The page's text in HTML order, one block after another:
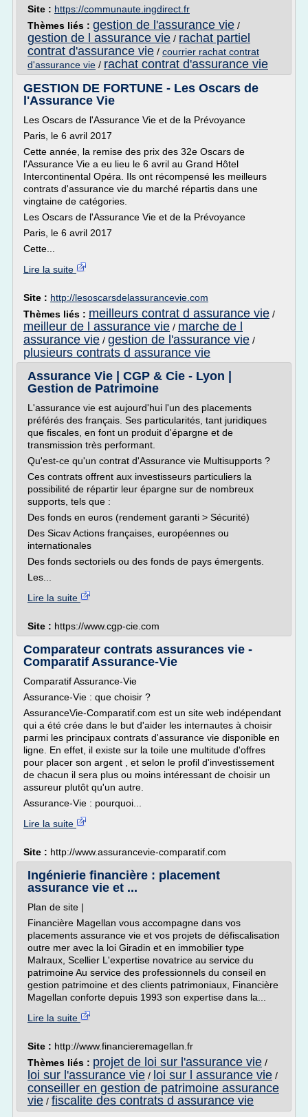
Site : https://communaute.ingdirect.fr
Thèmes liés : gestion de l'assurance vie /
gestion de l assurance vie / rachat partiel
contrat d'assurance vie / courrier rachat contrat
d'assurance vie / rachat contrat d'assurance vie
GESTION DE FORTUNE - Les Oscars de
l'Assurance Vie
Les Oscars de l'Assurance Vie et de la Prévoyance
Paris, le 6 avril 2017
Cette année, la remise des prix des 32e Oscars de
l'Assurance Vie a eu lieu le 6 avril au Grand Hôtel
Intercontinental Opéra. Ils ont récompensé les meilleurs
contrats d'assurance vie du marché répartis dans une
vingtaine de catégories.
Les Oscars de l'Assurance Vie et de la Prévoyance
Paris, le 6 avril 2017
Cette...
Lire la suite
Site : http://lesoscarsdelassurancevie.com
Thèmes liés : meilleurs contrat d assurance vie /
meilleur de l assurance vie / marche de l
assurance vie / gestion de l'assurance vie /
plusieurs contrats d assurance vie
Assurance Vie | CGP & Cie - Lyon |
Gestion de Patrimoine
L'assurance vie est aujourd'hui l'un des placements
préférés des français. Ses particularités, tant juridiques
que fiscales, en font un produit d'épargne et de
transmission très performant.
Qu'est-ce qu'un contrat d'Assurance vie Multisupports ?
Ces contrats offrent aux investisseurs particuliers la
possibilité de répartir leur épargne sur de nombreux
supports, tels que :
Des fonds en euros (rendement garanti > Sécurité)
Des Sicav Actions françaises, européennes ou
internationales
Des fonds sectoriels ou des fonds de pays émergents.
Les...
Lire la suite
Site : https://www.cgp-cie.com
Comparateur contrats assurances vie -
Comparatif Assurance-Vie
Comparatif Assurance-Vie
Assurance-Vie : que choisir ?
AssuranceVie-Comparatif.com est un site web indépendant
qui a été crée dans le but d'aider les internautes à choisir
parmi les principaux contrats d'assurance vie disponible en
ligne. En effet, il existe sur la toile une multitude d'offres
pour placer son argent , et selon le profil d'investissement
de chacun il sera plus ou moins intéressant de choisir un
assureur plutôt qu'un autre.
Assurance-Vie : pourquoi...
Lire la suite
Site : http://www.assurancevie-comparatif.com
Ingénierie financière : placement
assurance vie et ...
Plan de site |
Financière Magellan vous accompagne dans vos
placements assurance vie et vos projets de défiscalisation
outre mer avec la loi Giradin et en immobilier type
Malraux, Scellier L'expertise novatrice au service du
patrimoine Au service des professionnels du conseil en
gestion patrimoine et des clients patrimoniaux, Financière
Magellan conforte depuis 1993 son expertise dans la...
Lire la suite
Site : http://www.financieremagellan.fr
Thèmes liés : projet de loi sur l'assurance vie /
loi sur l'assurance vie / loi sur l assurance vie /
conseiller en gestion de patrimoine assurance
vie / fiscalite des contrats d assurance vie